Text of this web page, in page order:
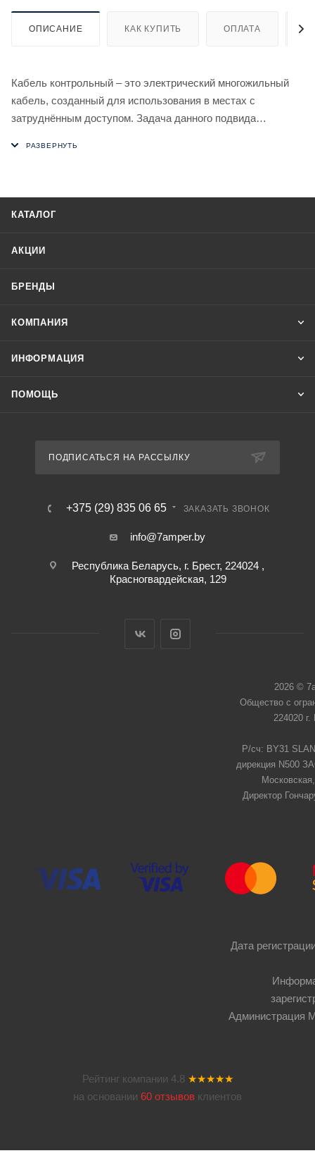
ОПИСАНИЕ КАК КУПИТЬ ОПЛАТА
Кабель контрольный – это электрический многожильный
кабель, созданный для использования в местах с
затруднённым доступом. Задача данного подвида
Область применения: кабель предназначен для
аппаратам, сборки зажимов электрических
переменным напряжением до 0,66 кВ. КВВГнг(А)-LS
пониженным дымо- и газовыделением пониженной
КАТАЛОГ
АКЦИИ
БРЕНДЫ
КОМПАНИЯ
ИНФОРМАЦИЯ
ПОМОЩЬ
ПОДПИСАТЬСЯ НА РАССЫЛКУ
+375 (29) 835 06 65 ЗАКАЗАТЬ ЗВОНОК
info@7amper.by
Республика Беларусь, г. Брест, 224024 ,
Красногвардейская, 129
2026 ©
Общество с
224020
Р/сч: BY31
дирекция N500
Директор
Дата
Администрация
Рейтинг компании 4.8 ★★★★★
на основании 60 отзывов клиентов